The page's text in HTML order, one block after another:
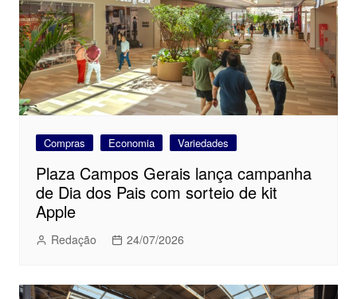
Compras Economia Variedades
Plaza Campos Gerais lança campanha
de Dia dos Pais com sorteio de kit
Apple
Redação 24/07/2026